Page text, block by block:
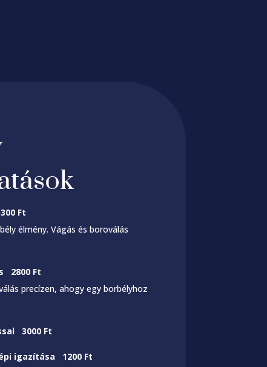
Ft
élmény. Vágás és boroválás
2800 Ft
precízen, ahogy egy borbélyhoz
3000 Ft
igazítása 1200 Ft